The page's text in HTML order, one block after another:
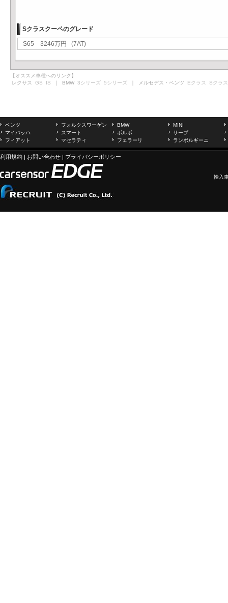
Sクラスクーペのグレード
S65 3246万円 (7AT)
【オススメ車種へのリンク】
レクサス GS IS ｜ BMW 3シリーズ 5シリーズ ｜ メルセデス・ベンツ Eクラス Sクラス
ベンツ フォルクスワーゲン BMW
MINI
マイバッハ
スマート ボルボ
サーブ
フィアット
マセラティ フェラーリ ランボルギーニ
利用規約 | お問い合わせ | プライバシーポリシー
輸入